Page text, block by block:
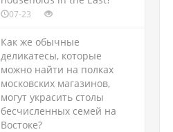
07-23
Как же обычные
деликатесы, которые
можно найти на полках
московских магазинов,
могут украсить столы
бесчисленных семей на
Востоке?